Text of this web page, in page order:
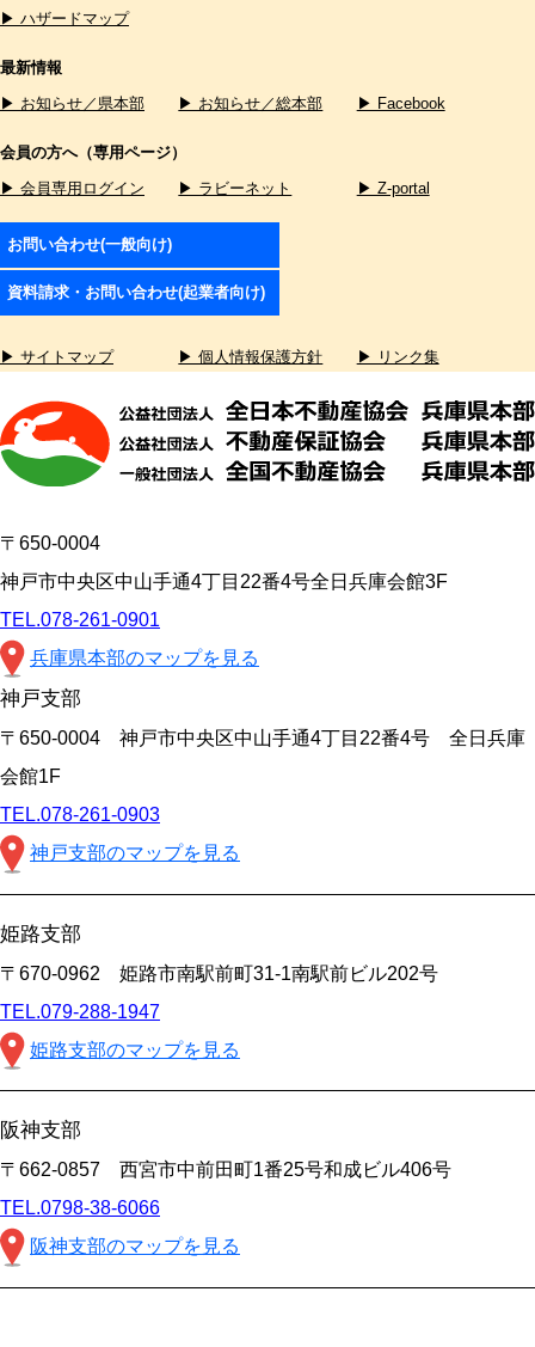
▶ ハザードマップ
最新情報
▶ お知らせ／県本部
▶ お知らせ／総本部 ▶ Facebook
会員の方へ（専用ページ）
▶ 会員専用ログイン
▶ ラビーネット ▶ Z-portal
お問い合わせ(一般向け)
資料請求・お問い合わせ(起業者向け)
▶ サイトマップ ▶ 個人情報保護方針 ▶ リンク集
〒650-0004
神戸市中央区中山手通4丁目22番4号全日兵庫会館3F
TEL.078-261-0901
兵庫県本部のマップを見る
神戸支部
〒650-0004 神戸市中央区中山手通4丁目22番4号 全日兵庫
会館1F
TEL.078-261-0903
神戸支部のマップを見る
姫路支部
〒670-0962 姫路市南駅前町31-1南駅前ビル202号
TEL.079-288-1947
姫路支部のマップを見る
阪神支部
〒662-0857 西宮市中前田町1番25号和成ビル406号
TEL.0798-38-6066
阪神支部のマップを見る